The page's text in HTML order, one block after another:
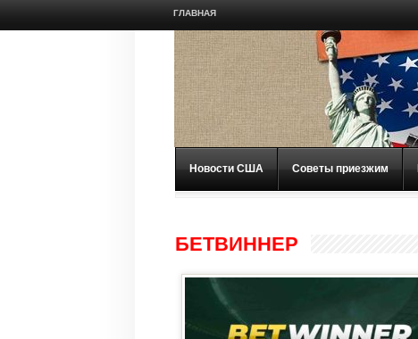
ГЛАВНАЯ
Новости США Советы приезжим
БЕТВИННЕР